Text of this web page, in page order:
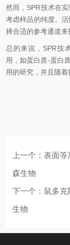
然而， SPR技术在
考虑样品的纯度、
择合适的参考通道来
总的来说， SPR技
用，如蛋白质-蛋白
用的研究，并且随着
上一个： 表面
森生物
下一个： 鼠多
生物